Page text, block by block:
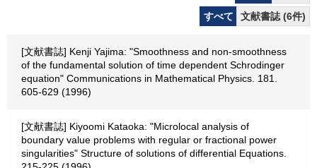
すべて
文献書誌 (6件)
[文献書誌] Kenji Yajima: "Smoothness and non-smoothness
of the fundamental solution of time dependent Schrodinger
equation" Communications in Mathematical Physics. 181.
605-629 (1996)
[文献書誌] Kiyoomi Kataoka: "Microlocal analysis of
boundary value problems with regular or fractional power
singularities" Structure of solutions of differential Equations.